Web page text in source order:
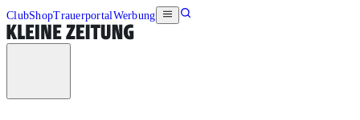
ClubShopTrauerportalWerbung